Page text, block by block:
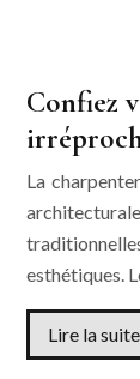
Confiez
La
esthétiques.
Lire la suite